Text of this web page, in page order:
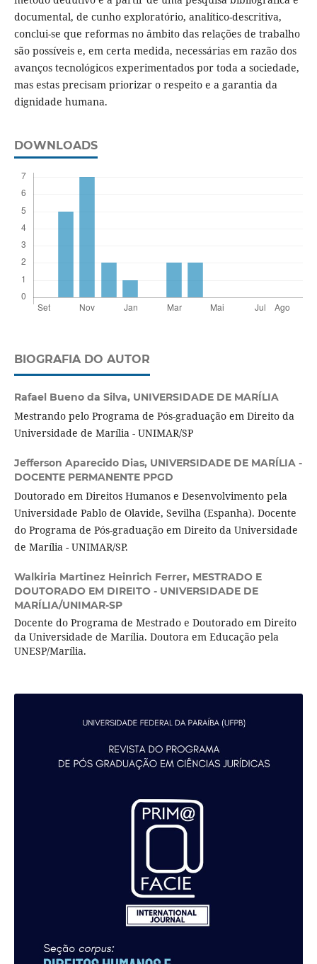
documental, de cunho exploratório, analítico-descritiva,
conclui-se que reformas no âmbito das relações de trabalho
são possíveis e, em certa medida, necessárias em razão dos
avanços tecnológicos experimentados por toda a sociedade,
mas estas precisam priorizar o respeito e a garantia da
dignidade humana.
DOWNLOADS
BIOGRAFIA DO AUTOR
Rafael Bueno da Silva, UNIVERSIDADE DE MARÍLIA
Mestrando pelo Programa de Pós-graduação em Direito da
Universidade de Marília - UNIMAR/SP
Jefferson Aparecido Dias, UNIVERSIDADE DE MARÍLIA -
DOCENTE PERMANENTE PPGD
Doutorado em Direitos Humanos e Desenvolvimento pela
Universidade Pablo de Olavide, Sevilha (Espanha). Docente
do Programa de Pós-graduação em Direito da Universidade
de Marília - UNIMAR/SP.
Walkiria Martinez Heinrich Ferrer, MESTRADO E
DOUTORADO EM DIREITO - UNIVERSIDADE DE
MARÍLIA/UNIMAR-SP
Docente do Programa de Mestrado e Doutorado em Direito
da Universidade de Marília. Doutora em Educação pela
UNESP/Marília.